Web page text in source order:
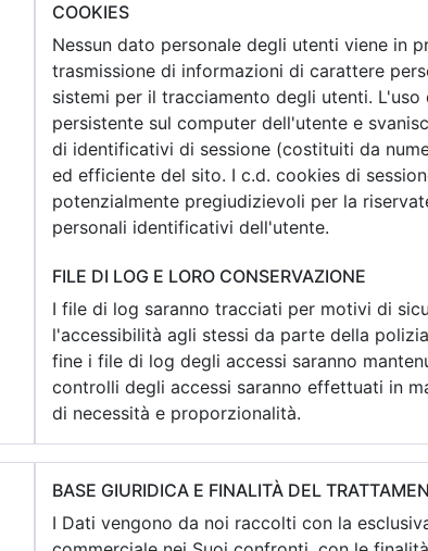
COOKIES
Nessun dato personale degli utenti viene in
trasmissione di informazioni di carattere
sistemi per il tracciamento degli utenti.
persistente sul computer dell'utente e
di identificativi di sessione (costituiti da
ed efficiente del sito. I c.d. cookies di
potenzialmente pregiudizievoli per la
personali identificativi dell'utente.
FILE DI LOG E LORO CONSERVAZIONE
I file di log saranno tracciati per motivi di
l'accessibilità agli stessi da parte della
fine i file di log degli accessi saranno
controlli degli accessi saranno effettuati in
di necessità e proporzionalità.
BASE GIURIDICA E FINALITÀ DEL
I Dati vengono da noi raccolti con la